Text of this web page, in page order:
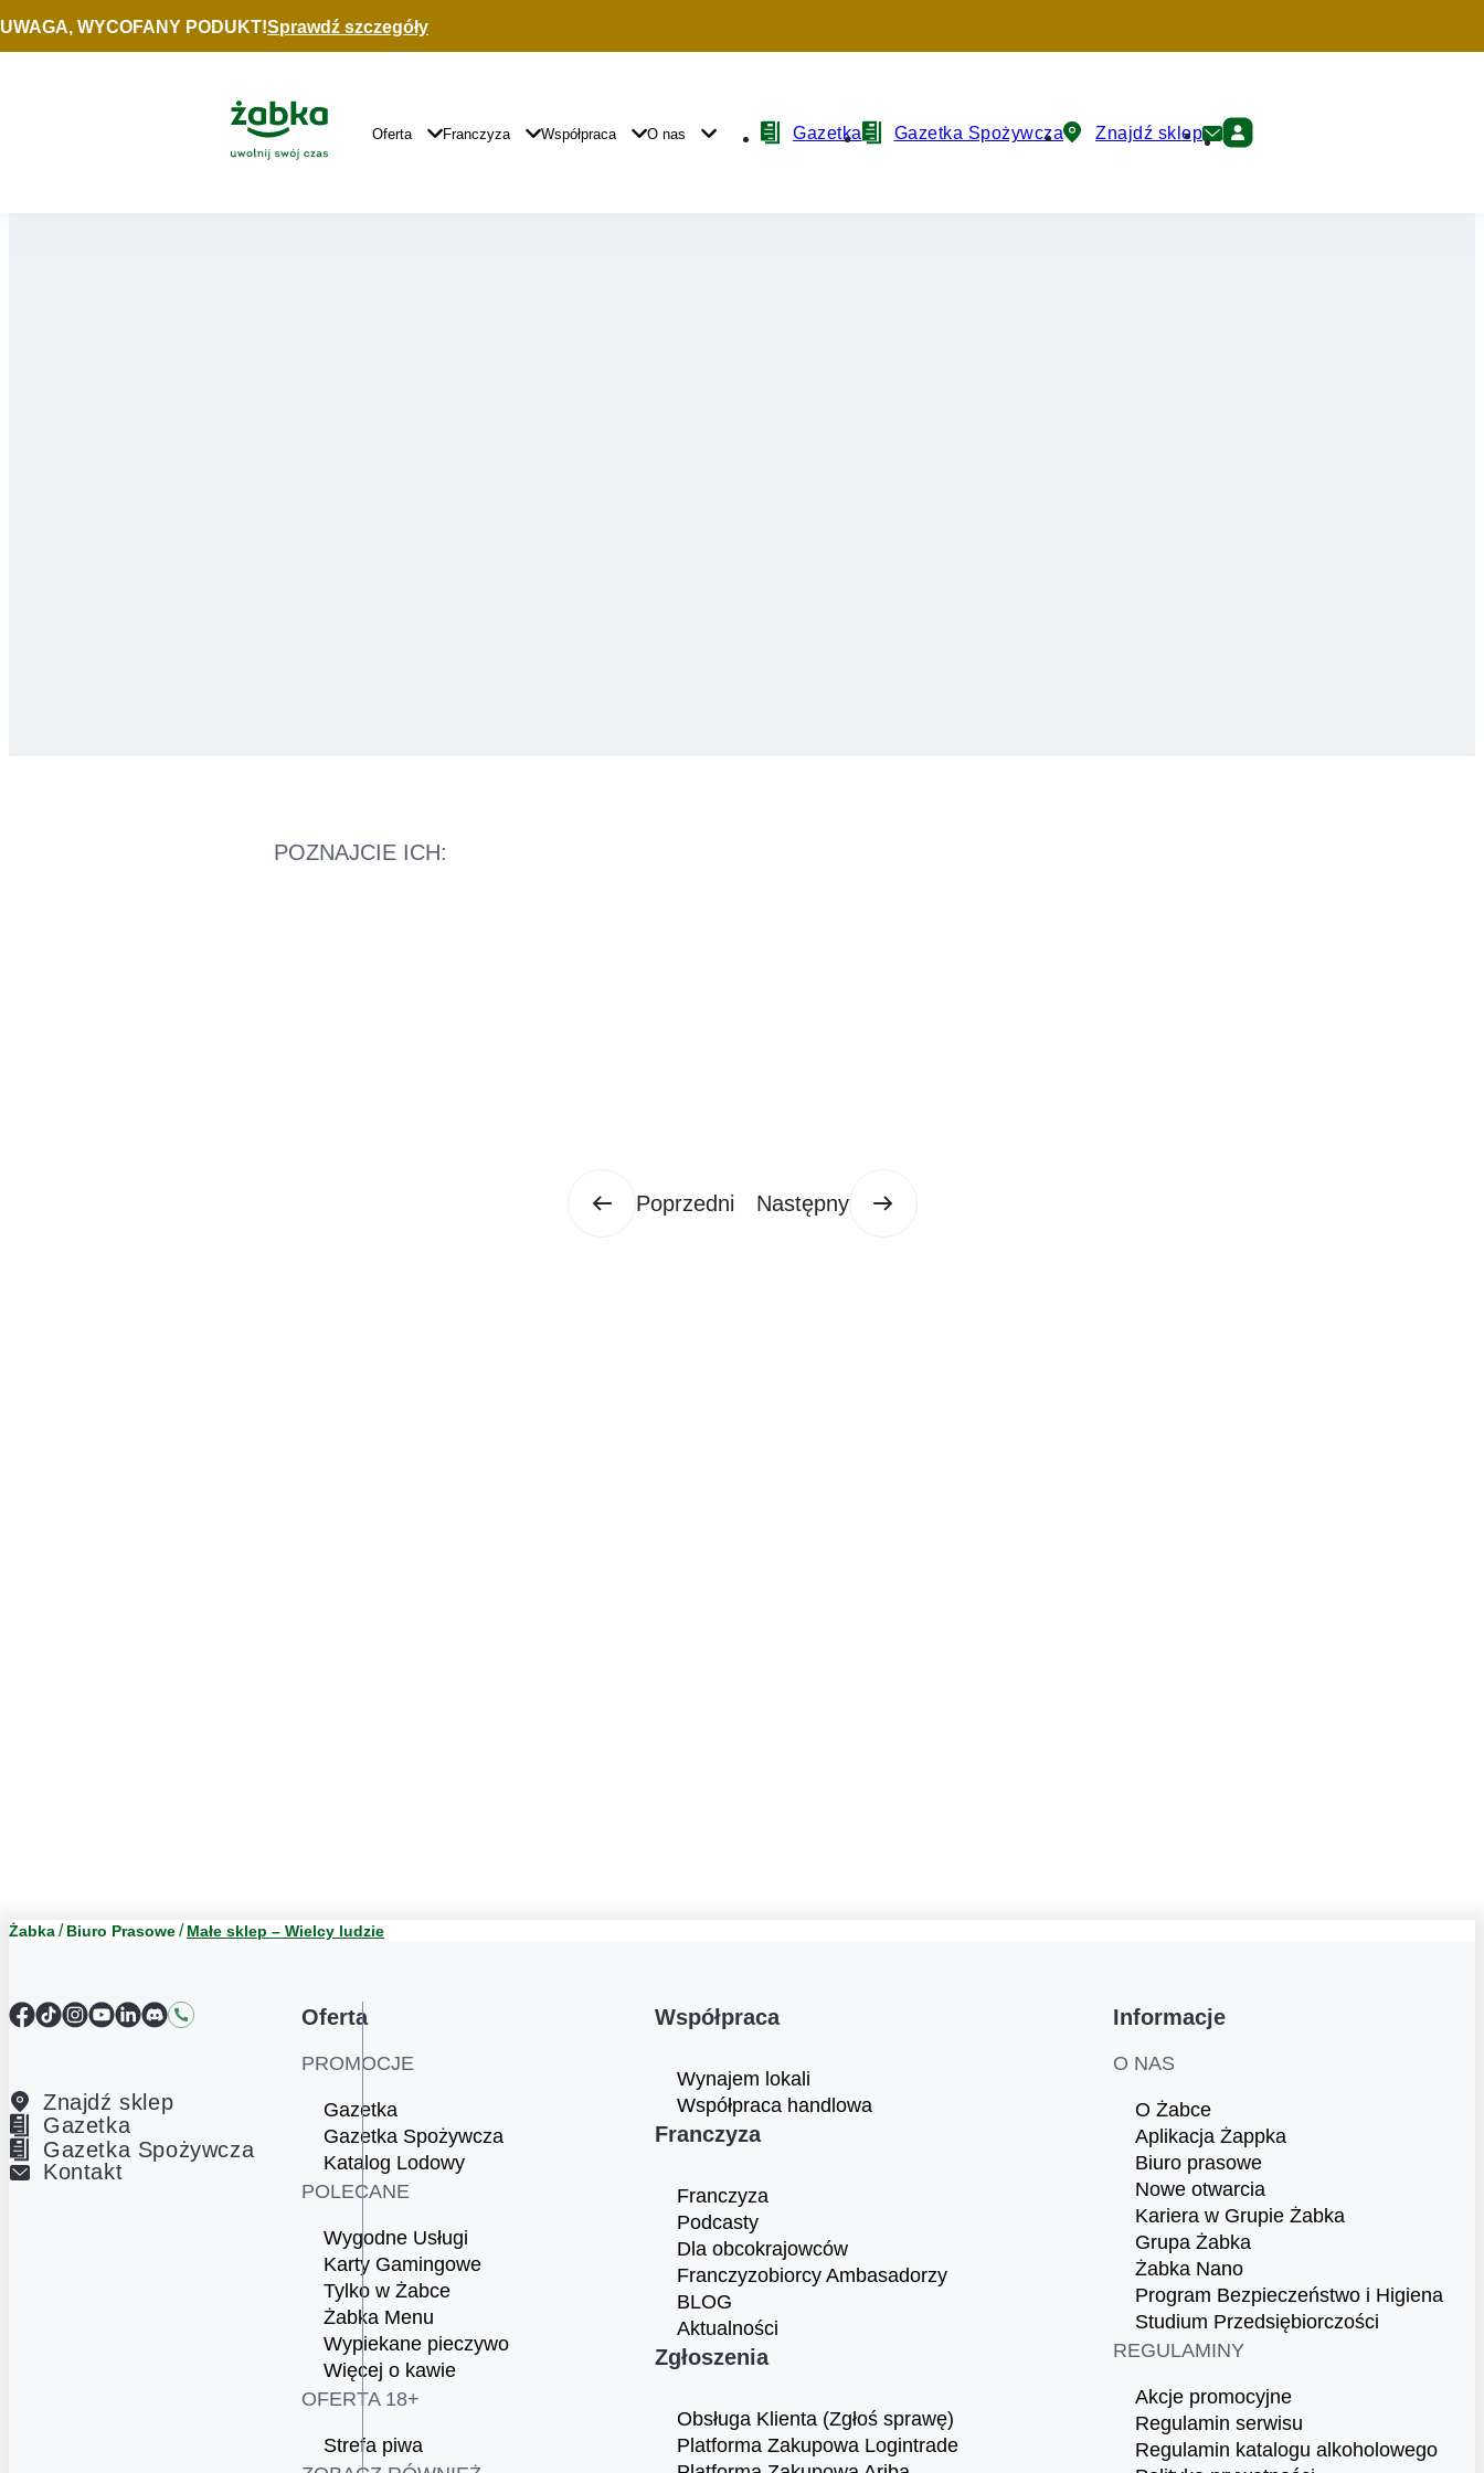
Idź do treści
UWAGA, WYCOFANY PODUKT!Sprawdź szczegóły
Główne
Logo
Główna
Nawigacja
Oferta Franczyza Współpraca O nas
NawigacjaGazetka Gazetka Spożywcza Znajdź sklep
POZNAJCIE ICH:
Poprzedni Następny
Żabka Biuro Prasowe Małe sklep – Wielcy ludzie
Facebook
TikTokInstagram
YouTube
LinkedIn
DiscordKontakt
Znajdź sklep
Gazetka
Gazetka Spożywcza
Kontakt
Oferta
PROMOCJE
Gazetka
Gazetka Spożywcza
Katalog Lodowy
POLECANE
Wygodne Usługi
Karty Gamingowe
Tylko w Żabce
Żabka Menu
Wypiekane pieczywo
Więcej o kawie
OFERTA 18+
Strefa piwa
Współpraca
Wynajem lokali
Współpraca handlowa
Franczyza
Franczyza
Podcasty
Dla obcokrajowców
Franczyzobiorcy Ambasadorzy
BLOG
Aktualności
Zgłoszenia
Obsługa Klienta (Zgłoś sprawę)
Platforma Zakupowa Logintrade
Informacje
O NAS
O Żabce
Aplikacja Żappka
Biuro prasowe
Nowe otwarcia
Kariera w Grupie Żabka
Grupa Żabka
Żabka Nano
Program Bezpieczeństwo i Higiena
Studium Przedsiębiorczości
REGULAMINY
Akcje promocyjne
Regulamin serwisu
Regulamin katalogu alkoholowego